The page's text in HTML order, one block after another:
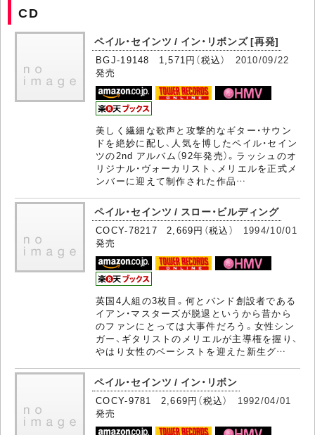
CD
ペイル・セインツ / イン・リボンズ [再発]
BGJ-19148 1,571円（税込） 2010/09/22
発売
美しく繊細な歌声と攻撃的なギター・サウン
ドを絶妙に配し、人気を博したペイル・セイン
ツの2nd アルバム（92年発売）。ラッシュのオ
リジナル・ヴォーカリスト、メリエルを正式メ
ンバーに迎えて制作された作品…
ペイル・セインツ / スロー・ビルディング
COCY-78217 2,669円（税込） 1994/10/01
発売
英国4人組の3枚目。何とバンド創設者である
イアン・マスターズが脱退というから昔から
のファンにとっては大事件だろう。女性シン
ガー、ギタリストのメリエルが主導権を握り、
やはり女性のベーシストを迎えた新生グ…
ペイル・セインツ / イン・リボン
COCY-9781 2,669円（税込） 1992/04/01
発売